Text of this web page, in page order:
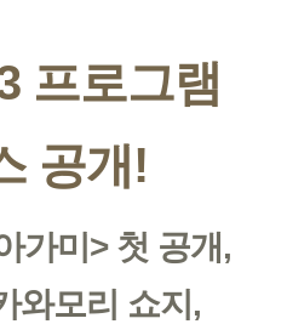
프로그램
공개!
가미> 첫 공개,
와모리 쇼지,